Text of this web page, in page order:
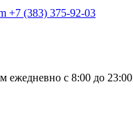
+7 (383) 375-92-03
ежедневно с 8:00 до 23:00